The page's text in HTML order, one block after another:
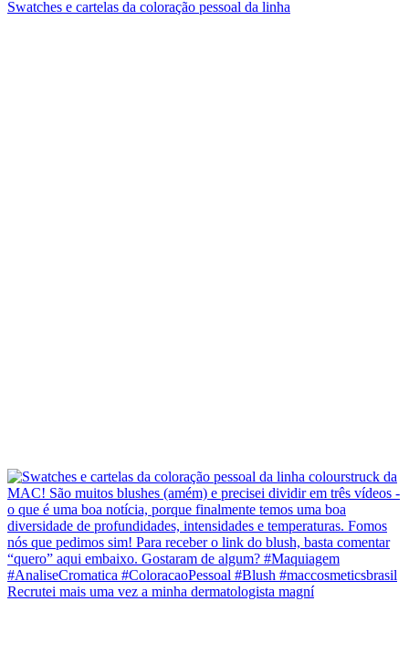
Swatches e cartelas da coloração pessoal da linha
Recrutei mais uma vez a minha dermatologista magní